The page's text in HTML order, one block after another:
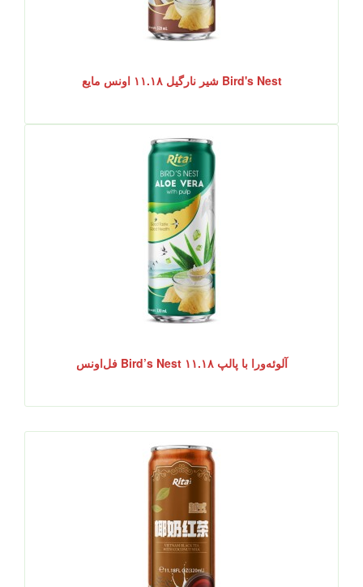
Bird's Nest شیر نارگیل ۱۱.۱۸ اونس مایع
آلوئه‌ورا با پالپ Bird’s Nest ۱۱.۱۸ فل‌اونس